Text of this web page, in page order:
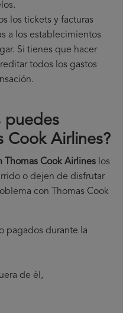
los tickets y facturas
a los establecimientos
Si tienes que hacer
todos los gastos
puedes
Cook Airlines​?
Thomas Cook Airlines los
o dejen de disfrutar
con Thomas Cook
pagados durante la
de él,